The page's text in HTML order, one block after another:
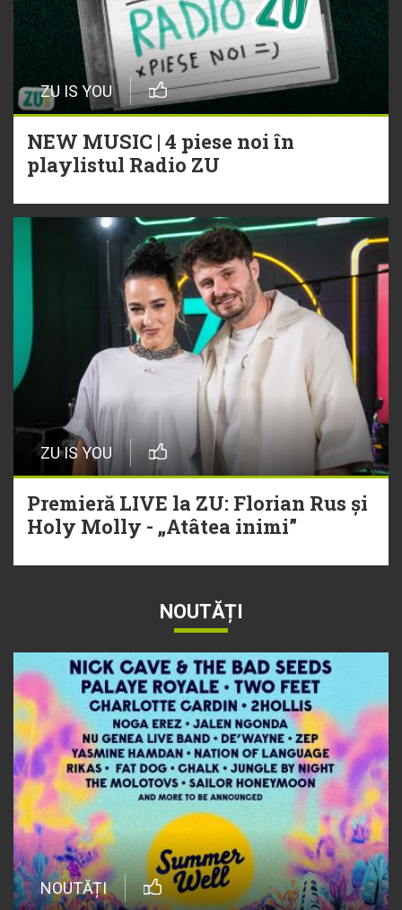
ZU IS YOU
NEW MUSIC | 4 piese noi în
playlistul Radio ZU
ZU IS YOU
Premieră LIVE la ZU: Florian Rus și
Holy Molly - „Atâtea inimi”
NOUTĂȚI
NOUTĂȚI